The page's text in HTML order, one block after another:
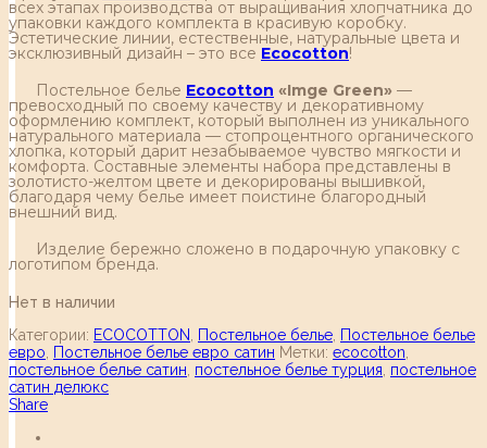
всех этапах производства от выращивания хлопчатника до
упаковки каждого комплекта в красивую коробку.
Эстетические линии, естественные, натуральные цвета и
эксклюзивный дизайн – это все Ecocotton!
Постельное белье Ecocotton «Imge Green» —
превосходный по своему качеству и декоративному
оформлению комплект, который выполнен из уникального
натурального материала — стопроцентного органического
хлопка, который дарит незабываемое чувство мягкости и
комфорта. Составные элементы набора представлены в
золотисто-желтом цвете и декорированы вышивкой,
благодаря чему белье имеет поистине благородный
внешний вид.
Изделие бережно сложено в подарочную упаковку с
логотипом бренда.
Нет в наличии
Категории: ECOCOTTON Постельное белье Постельное белье
евро
Постельное белье евро сатин Метки: ecocotton
постельное белье сатин постельное белье турция постельное
сатин делюкс
Share